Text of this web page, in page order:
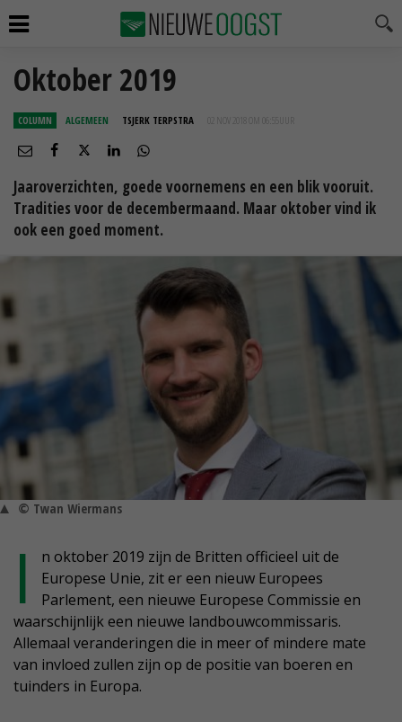
Oktober 2019
COLUMN ALGEMEEN TSJERK TERPSTRA 02 NOV 2018 OM 06:55
Jaaroverzichten, goede voornemens en een blik vooruit.
Tradities voor de decembermaand. Maar oktober vind ik
ook een goed moment.
© Twan Wiermans
I
n oktober 2019 zijn de Britten officieel uit de
Europese Unie, zit er een nieuw Europees
Parlement, een nieuwe Europese Commissie en
waarschijnlijk een nieuwe landbouwcommissaris.
Allemaal veranderingen die in meer of mindere mate
van invloed zullen zijn op de positie van boeren en
tuinders in Europa.